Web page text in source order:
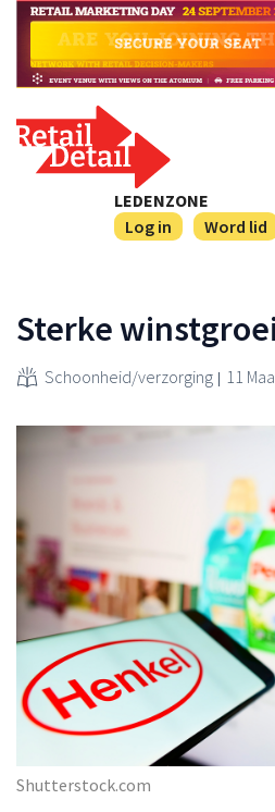
LEDENZONE
Log in
Word lid
Sterke
Schoonheid/verzorging 11
Shutterstock.com